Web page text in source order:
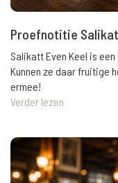
Proefnotitie
Salikatt Even Keel is een
Kunnen ze daar fruitige
ermee!
Verder lezen